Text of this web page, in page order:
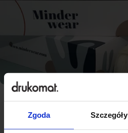
Zgoda Szczegóły
Najlepsza jakość,